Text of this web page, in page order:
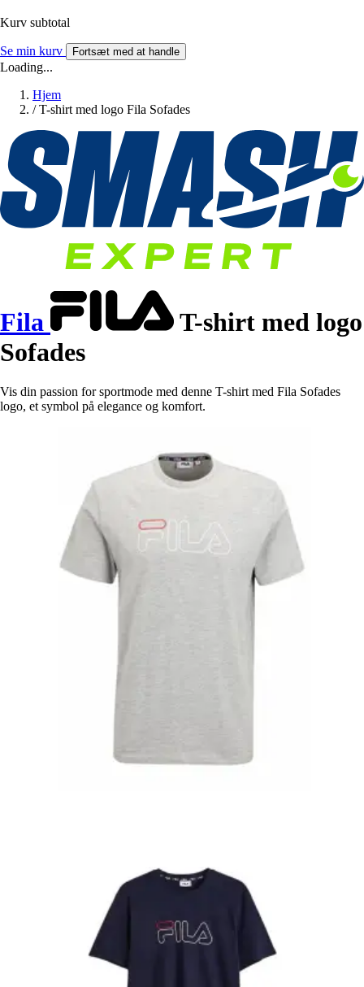
Kurv subtotal
Se min kurv Fortsæt med at handle
Loading...
Hjem
/ T-shirt med logo Fila Sofades
Fila
T-shirt med logo
Sofades
Vis din passion for sportmode med denne T-shirt med Fila Sofades
logo, et symbol på elegance og komfort.